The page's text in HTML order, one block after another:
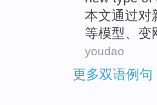
本文通过对
等模型、变
youdao
更多双语例句